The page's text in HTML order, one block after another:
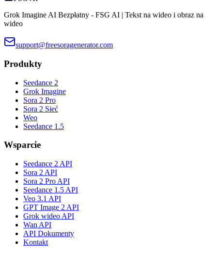
Grok Imagine AI Bezpłatny - FSG AI | Tekst na wideo i obraz na
wideo
support@freesoragenerator.com
Produkty
Seedance 2
Grok Imagine
Sora 2 Pro
Sora 2 Sieć
Weo
Seedance 1.5
Wsparcie
Seedance 2 API
Sora 2 API
Sora 2 Pro API
Seedance 1.5 API
Veo 3.1 API
GPT Image 2 API
Grok wideo API
Wan API
API Dokumenty
Kontakt